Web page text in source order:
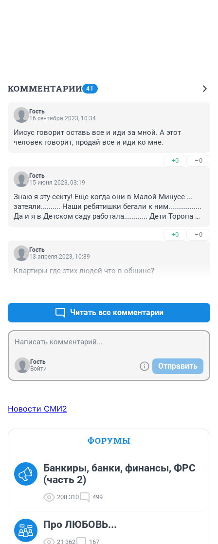
КОММЕНТАРИИ 41
Гость
16 сентября 2023, 10:34
Иисус говорит оставь все и иди за мной. А этот
человек говорит, продай все и иди ко мне.
+0 –0
Гость
15 июня 2023, 03:19
Знаю я эту секту! Еще когда они в Малой Минусе ...
затеяли.......... Наши ребятишки бегали к ним.................
Да и я в Детском саду работала............ Дети Торопа
начали.. понимать .. что то не так! И в Церкви
Батюшка.......... Они быстренько собрались! Разобрали
свои строения......... И .. в Курагино............
+0 –0
Гость
13 апреля 2023, 10:39
Квартиры где этих людей что в общине?
Читать все комментарии
Гость
Войти
Отправить
Новости СМИ2
ФОРУМЫ
Банкиры, банки, финансы, ФРС
(часть 2)
208 310 499
Про ЛЮБОВЬ...
21 362 167